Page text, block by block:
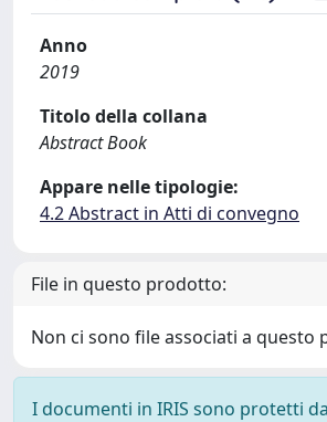
Anno
2019
Titolo della collana
Abstract Book
Appare nelle tipologie:
4.2 Abstract in Atti di convegno
File in questo prodotto:
Non ci sono file associati a questo
I documenti in IRIS sono protetti